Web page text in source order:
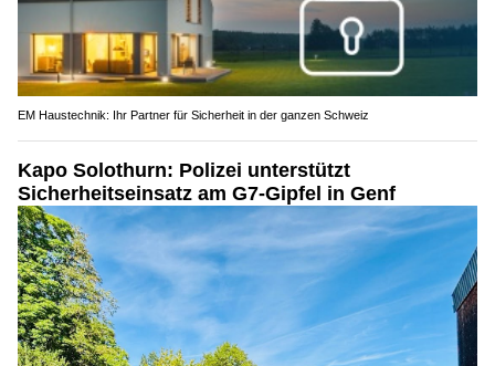
EM Haustechnik: Ihr Partner für Sicherheit in der ganzen Schweiz
Kapo Solothurn: Polizei unterstützt
Sicherheitseinsatz am G7-Gipfel in Genf